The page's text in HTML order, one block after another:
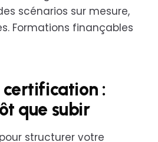
scénarios sur mesure,
Formations finançables
:
que subir
structurer votre